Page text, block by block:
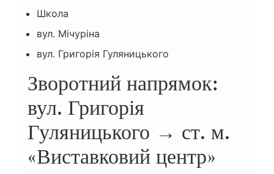
Школа
вул. Мічуріна
вул. Григорія Гуляницького
Зворотний напрямок:
вул. Григорія
Гуляницького → ст. м.
«Виставковий центр»